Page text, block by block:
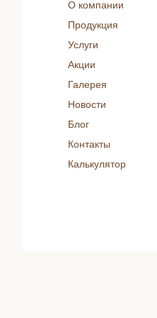
О компании
Продукция
Услуги
Акции
Галерея
Новости
Блог
Контакты
Калькулятор